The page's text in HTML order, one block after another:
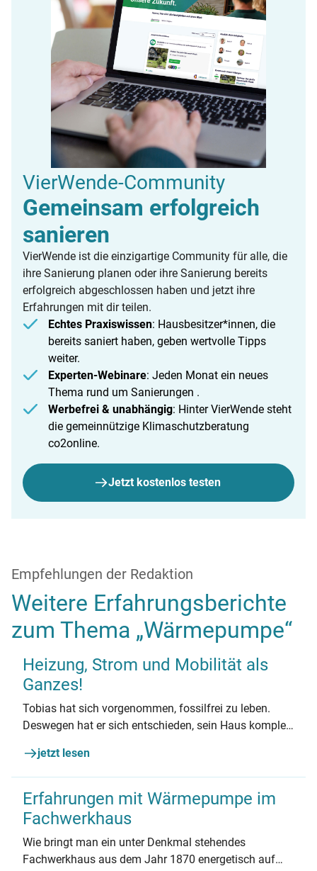
VierWende-Community
Gemeinsam erfolgreich
sanieren
VierWende ist die einzigartige Community für alle, die
ihre Sanierung planen oder ihre Sanierung bereits
erfolgreich abgeschlossen haben und jetzt ihre
Erfahrungen mit dir teilen.
Echtes Praxiswissen: Hausbesitzer*innen, die
bereits saniert haben, geben wertvolle Tipps
weiter.
Experten-Webinare: Jeden Monat ein neues
Thema rund um Sanierungen .
Werbefrei & unabhängig: Hinter VierWende steht
die gemeinnützige Klimaschutzberatung
co2online.
Jetzt kostenlos testen
Empfehlungen der Redaktion
Weitere Erfahrungsberichte
zum Thema „Wärmepumpe“
Heizung, Strom und Mobilität als
Ganzes!
Tobias hat sich vorgenommen, fossilfrei zu leben.
Deswegen hat er sich entschieden, sein Haus komplett
jetzt lesen
Erfahrungen mit Wärmepumpe im
Fachwerkhaus
Wie bringt man ein unter Denkmal stehendes
Fachwerkhaus aus dem Jahr 1870 energetisch auf